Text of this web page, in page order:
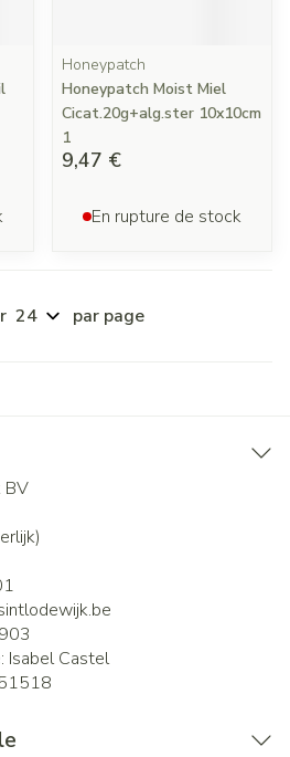
Honeypatch
Honeypatch Moist Miel
Cicat.20g+alg.ster 10x10cm
1
9,47 €
En rupture de stock
par page
BV
Isabel Castel